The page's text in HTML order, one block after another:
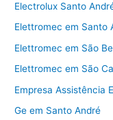
Electrolux Santo
Elettromec em Santo
Elettromec em São
Elettromec em São
Empresa Assistência
Ge em Santo André